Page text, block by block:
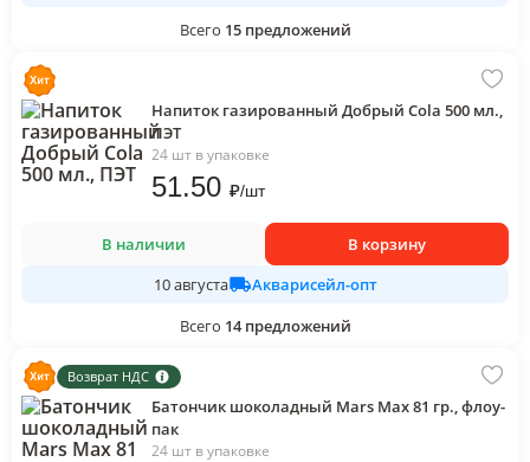
Всего 15 предложений
Напиток газированный Добрый Cola 500 мл.,
ПЭТ
24 шт в упаковке
51.50 ₽/шт
В наличии
В корзину
10 августа
Акварисейл-опт
Всего 14 предложений
Возврат НДС
Батончик шоколадный Mars Max 81 гр., флоу-
пак
24 шт в упаковке